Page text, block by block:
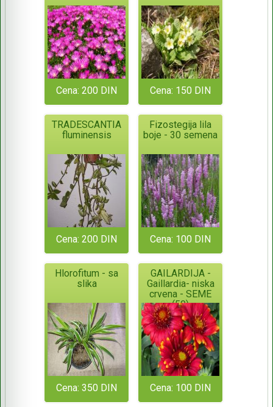
Cena: 200 DIN Cena: 150 DIN
TRADESCANTIA
fluminensis
Cena: 200 DIN
Fizostegija lila
boje - 30 semena
Cena: 100 DIN
Hlorofitum - sa
slika
Cena: 350 DIN
GAILARDIJA -
Gaillardia- niska
crvena - SEME
(50)
Cena: 100 DIN